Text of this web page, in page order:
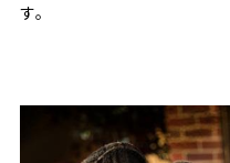
す。